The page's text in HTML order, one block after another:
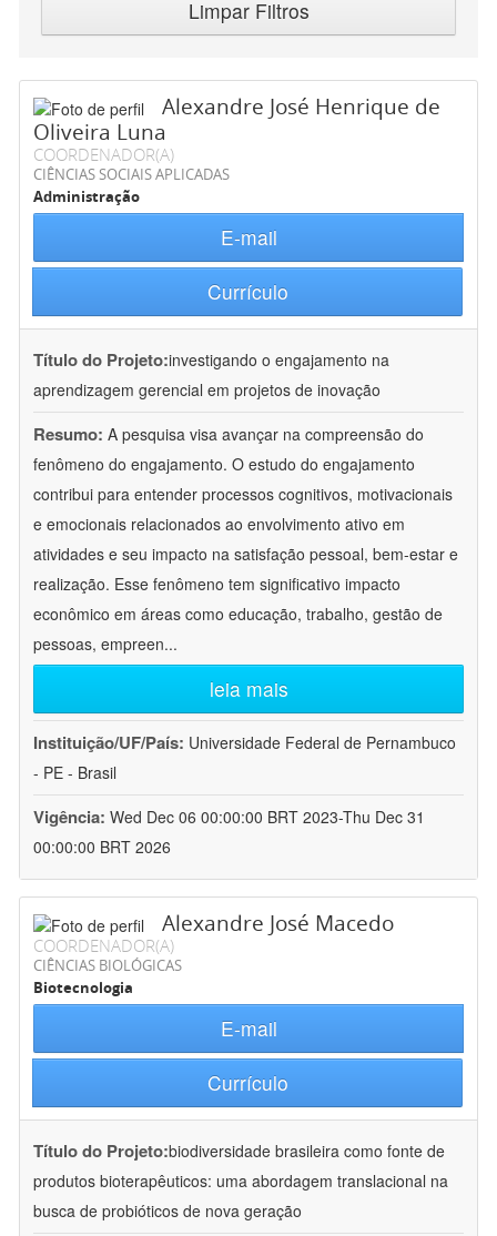
Limpar Filtros
Alexandre José Henrique de
Oliveira Luna
COORDENADOR(A)
CIÊNCIAS SOCIAIS APLICADAS
Administração
E-mail
Currículo
Título do Projeto:investigando o engajamento na
aprendizagem gerencial em projetos de inovação
Resumo: A pesquisa visa avançar na compreensão do
fenômeno do engajamento. O estudo do engajamento
contribui para entender processos cognitivos, motivacionais
e emocionais relacionados ao envolvimento ativo em
atividades e seu impacto na satisfação pessoal, bem-estar e
realização. Esse fenômeno tem significativo impacto
econômico em áreas como educação, trabalho, gestão de
pessoas, empreen...
leia mais
Instituição/UF/País: Universidade Federal de Pernambuco
- PE - Brasil
Vigência: Wed Dec 06 00:00:00 BRT 2023-Thu Dec 31
00:00:00 BRT 2026
Alexandre José Macedo
COORDENADOR(A)
CIÊNCIAS BIOLÓGICAS
Biotecnologia
E-mail
Currículo
Título do Projeto:biodiversidade brasileira como fonte de
produtos bioterapêuticos: uma abordagem translacional na
busca de probióticos de nova geração